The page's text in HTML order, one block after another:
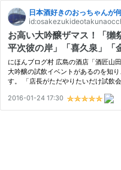
日本酒好きのおっちゃん
お高い大吟醸ザマス！「獺
平次彼の岸」「喜久泉」「
秀」試飲したアテクシ。
にほんブログ村 広島の酒店「酒匠山
大吟醸の試飲イベントがあるのを知
す。 「店長がただやりたいだけ試飲
っとで３０００円。 ちとお高いよう
の…
2016-01-24 17:30